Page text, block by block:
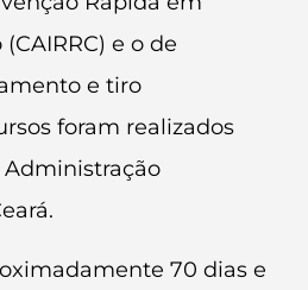
e o de
e tiro
foram realizados
Administração
70 dias e